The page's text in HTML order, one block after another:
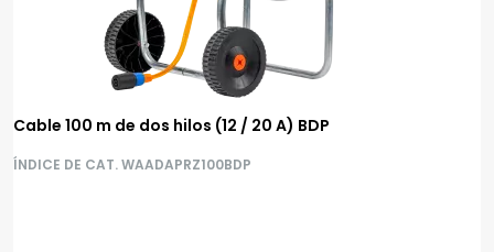
Cable 100 m de dos hilos (12 / 20 A) BDP
ÍNDICE DE CAT. WAADAPRZ100BDP